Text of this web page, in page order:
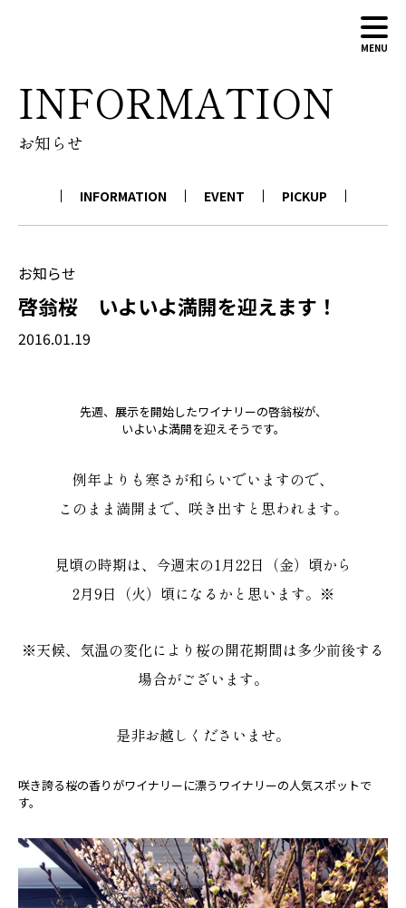
MENU
ABOUT
WINERY
CONTACT
INFORMATION
お知らせ
INFORMATION EVENT PICKUP
お知らせ
啓翁桜 いよいよ満開を迎えます！
2016.01.19
先週、展示を開始したワイナリーの啓翁桜が、
いよいよ満開を迎えそうです。
例年よりも寒さが和らいでいますので、
このまま満開まで、咲き出すと思われます。
見頃の時期は、今週末の1月22日（金）頃から
2月9日（火）頃になるかと思います。※
※天候、気温の変化により桜の開花期間は多少前後する
場合がございます。
是非お越しくださいませ。
咲き誇る桜の香りがワイナリーに漂うワイナリーの人気スポットで
す。